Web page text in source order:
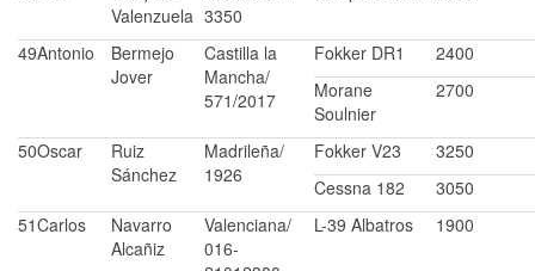
Valenzuela 3350
49Antonio
Bermejo
Jover
Castilla la
Mancha/
571/2017
Fokker DR1
2400
Morane
Soulnier
2700
50Oscar
Ruiz
Sánchez
Madrileña/
1926
Fokker V23
3250
Cessna 182
3050
51Carlos
Navarro
Alcañiz
Valenciana/
016-
L-39 Albatros 1900